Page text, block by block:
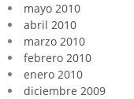
mayo 2010
abril 2010
marzo 2010
febrero 2010
enero 2010
diciembre 2009